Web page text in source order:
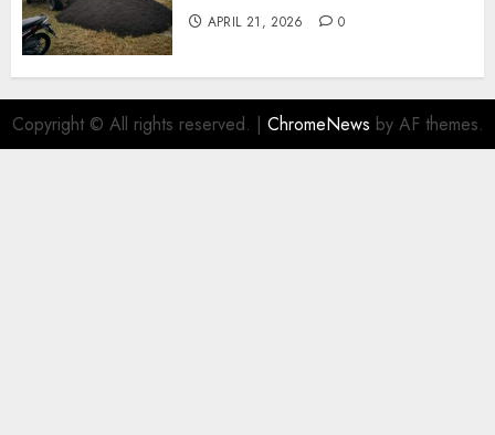
APRIL 21, 2026 0
Copyright © All rights reserved. | ChromeNews by AF themes.